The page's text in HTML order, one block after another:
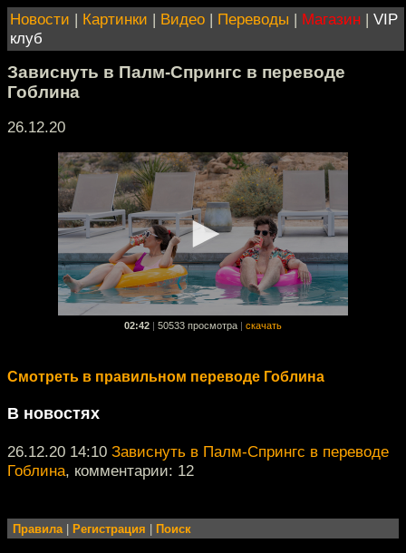
Новости | Картинки | Видео | Переводы | Магазин | VIP
клуб
Зависнуть в Палм-Спрингс в переводе
Гоблина
26.12.20
02:42 50533 просмотра скачать
Смотреть в правильном переводе Гоблина
В новостях
26.12.20 14:10 Зависнуть в Палм-Спрингс в переводе
Гоблина, комментарии: 12
Правила| Регистрация Поиск